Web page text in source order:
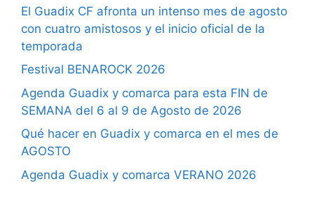
El Guadix CF afronta un intenso mes de agosto
con cuatro amistosos y el inicio oficial de la
temporada
Festival BENAROCK 2026
Agenda Guadix y comarca para esta FIN de
SEMANA del 6 al 9 de Agosto de 2026
Qué hacer en Guadix y comarca en el mes de
AGOSTO
Agenda Guadix y comarca VERANO 2026